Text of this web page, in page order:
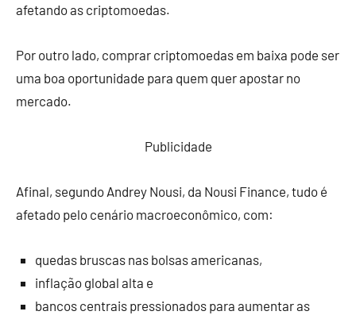
afetando as criptomoedas.
Por outro lado, comprar criptomoedas em baixa pode ser
uma boa oportunidade para quem quer apostar no
mercado.
Publicidade
Afinal, segundo Andrey Nousi, da Nousi Finance, tudo é
afetado pelo cenário macroeconômico, com:
quedas bruscas nas bolsas americanas,
inflação global alta e
bancos centrais pressionados para aumentar as